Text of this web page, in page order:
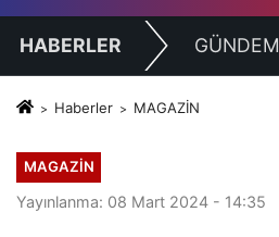
HABERLER GÜNDEM
Haberler MAGAZİN
MAGAZİN
Yayınlanma: 08 Mart 2024 - 14:35